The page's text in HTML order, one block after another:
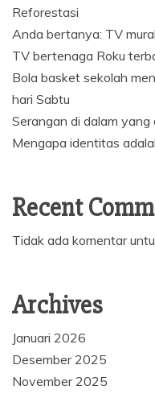
Reforestasi
Anda bertanya: TV
TV bertenaga Roku
Bola basket sekolah
hari Sabtu
Serangan di dalam yang
Mengapa identitas
Recent
Tidak ada komentar
Archives
Januari 2026
Desember 2025
November 2025